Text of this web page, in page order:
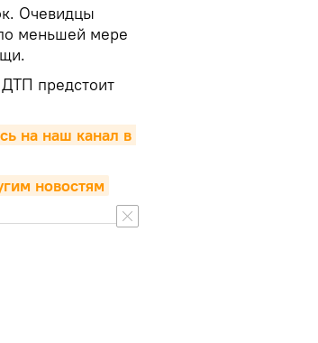
Очевидцы
меньшей мере
предстоит
на наш канал в
новостям